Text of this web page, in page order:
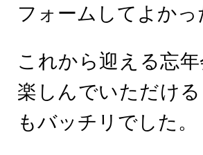
フォームしてよか
これから迎える忘
楽しんでいただけ
もバッチリでした。